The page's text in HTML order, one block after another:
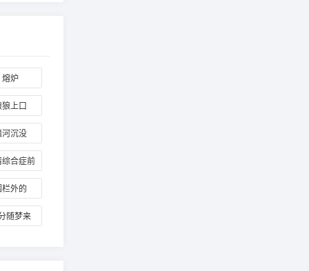
熔炉
狼上口
河沉没
综合症前
传
栏外的
随梦来